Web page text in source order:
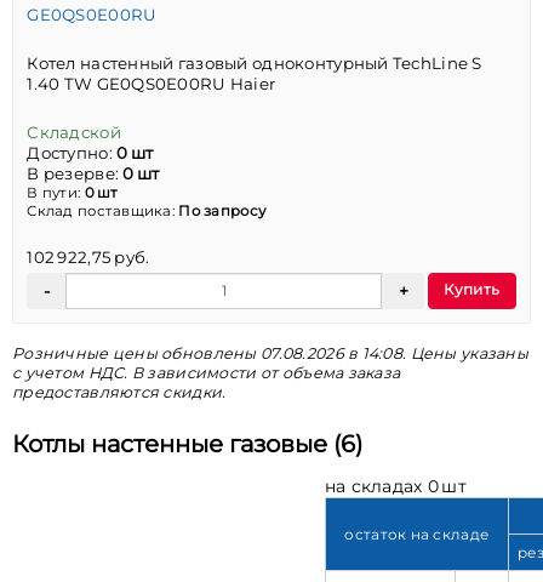
GE0QS0E00RU
Котел настенный газовый одноконтурный TechLine S
1.40 TW GE0QS0E00RU Haier
Складской
Доступно:0 шт
В резерве:0 шт
В пути: 0 шт
Склад поставщика: По запросу
102 922,75 руб.
Купить
Розничные цены обновлены 07.08.2026 в 14:08. Цены указаны
с учетом НДС. В зависимости от объема заказа
предоставляются скидки.
Котлы настенные газовые (6)
на складах 0 шт
остаток на складе